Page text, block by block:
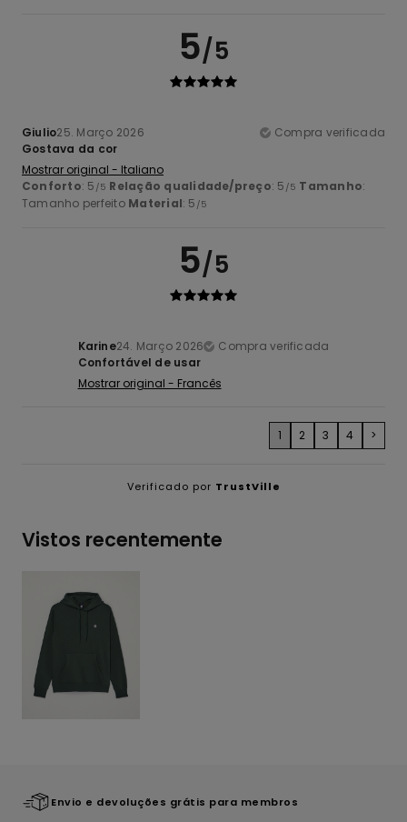
5/5
Giulio25. Março 2026
Compra verificada
Gostava da cor
Mostrar original - Italiano
Conforto: 5 /5 Relação qualidade/preço: 5 /5 Tamanho:
Tamanho perfeito Material: 5 /5
5/5
Karine24. Março 2026
Compra verificada
Confortável de usar
Mostrar original - Francês
1 2 3 4 >
Verificado por TrustVille
Vistos recentemente
Envio e devoluções grátis para membros